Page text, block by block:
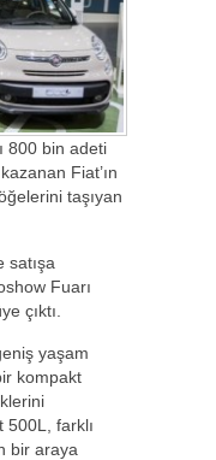
800 bin adeti
Fiat’ın
taşıyan
satışa
Fuarı
çıktı.
yaşam
kompakt
500L, farklı
bir araya